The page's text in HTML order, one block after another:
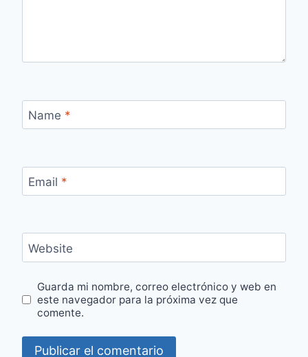
Name *
Email *
Website
Guarda mi nombre, correo electrónico y web en
este navegador para la próxima vez que
comente.